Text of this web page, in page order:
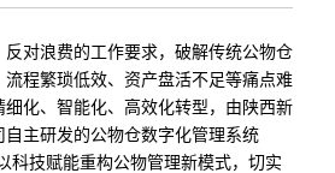
对浪费的工作要求，破解传统公物仓
程繁琐低效、资产盘活不足等痛点难
细化、智能化、高效化转型，由陕西新
主研发的公物仓数字化管理系统
科技赋能重构公物管理新模式，切实